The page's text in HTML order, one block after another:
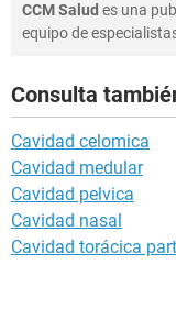
CCM Salud es una
equipo de
Consulta
Cavidad celomica
Cavidad medular
Cavidad pelvica
Cavidad nasal
Cavidad torácica